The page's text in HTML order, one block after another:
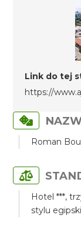
Link do tej
https://
Roman
Hotel ***,
stylu